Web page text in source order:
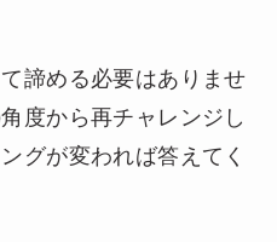
諦める必要はありませ
度から再チャレンジし
グが変われば答えてく